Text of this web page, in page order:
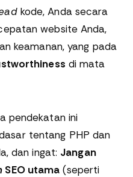
kode, Anda secara
website Anda,
keamanan, yang pada
di mata
pendekatan ini
tentang PHP dan
dan ingat: Jangan
SEO utama (seperti